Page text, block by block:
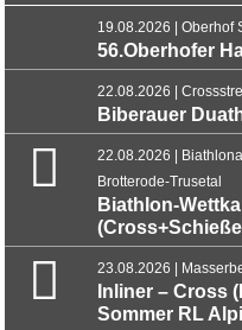
19.08.2026 | Oberhof
56.Oberhofer
22.08.2026 |
Biberauer
22.08.2026 |
Brotterode-Trusetal
Biathlon-
23.08.2026 |
Inliner – Cross
Sommer RL